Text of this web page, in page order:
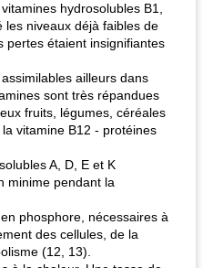
hydrosolubles B1,
les niveaux déjà faibles de
pertes étaient insignifiantes
ailleurs dans
sont très répandues
fruits, légumes, céréales
vitamine B12 - protéines
A, D, E et K
minime pendant la
phosphore, nécessaires à
des cellules, de la
(12, 13).